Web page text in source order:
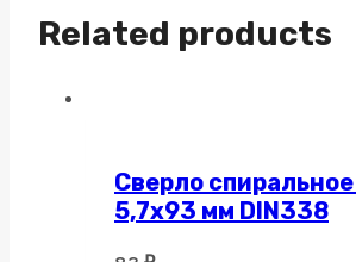
Related products
Сверло
5,7х93 мм DIN338